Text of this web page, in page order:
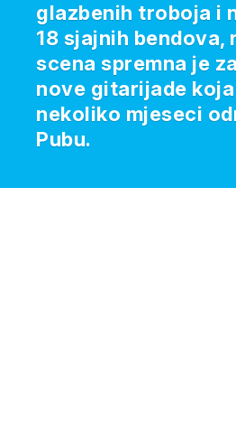
glazbenih troboja i
18 sjajnih bendova,
scena spremna je
nove gitarijade
nekoliko mjeseci
Pubu.